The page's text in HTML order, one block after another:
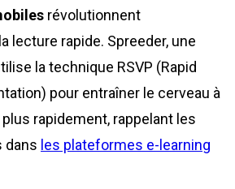
révolutionnent
lecture rapide. Spreeder, une
la technique RSVP (Rapid
pour entraîner le cerveau à
rapidement, rappelant les
dans les plateformes e-learning